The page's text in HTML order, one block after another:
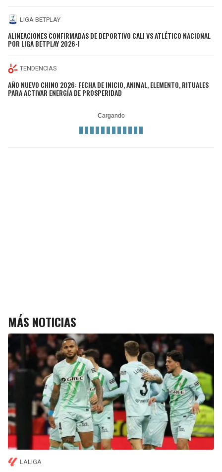
LIGA BETPLAY
ALINEACIONES CONFIRMADAS DE DEPORTIVO CALI VS ATLÉTICO NACIONAL
POR LIGA BETPLAY 2026-I
TENDENCIAS
AÑO NUEVO CHINO 2026: FECHA DE INICIO, ANIMAL, ELEMENTO, RITUALES
PARA ACTIVAR ENERGÍA DE PROSPERIDAD
MÁS NOTICIAS
LALIGA